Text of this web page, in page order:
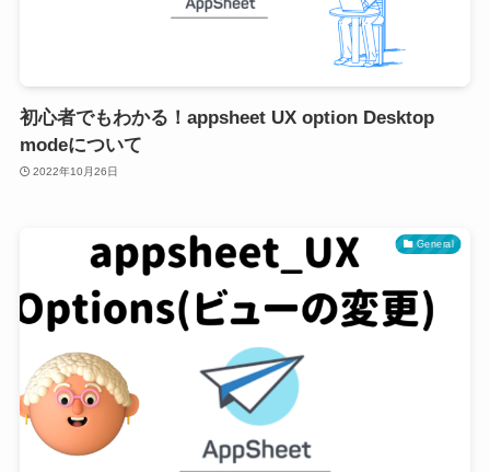
初心者でもわかる！appsheet UX option Desktop
modeについて
2022年10月26日
General